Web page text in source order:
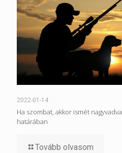
2022-01-14
Ha szombat, akkor ismét
határában
Tovább olvasom